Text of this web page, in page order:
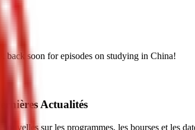
back soon for episodes on studying in China!
Actualités
sur les programmes, les bourses et les